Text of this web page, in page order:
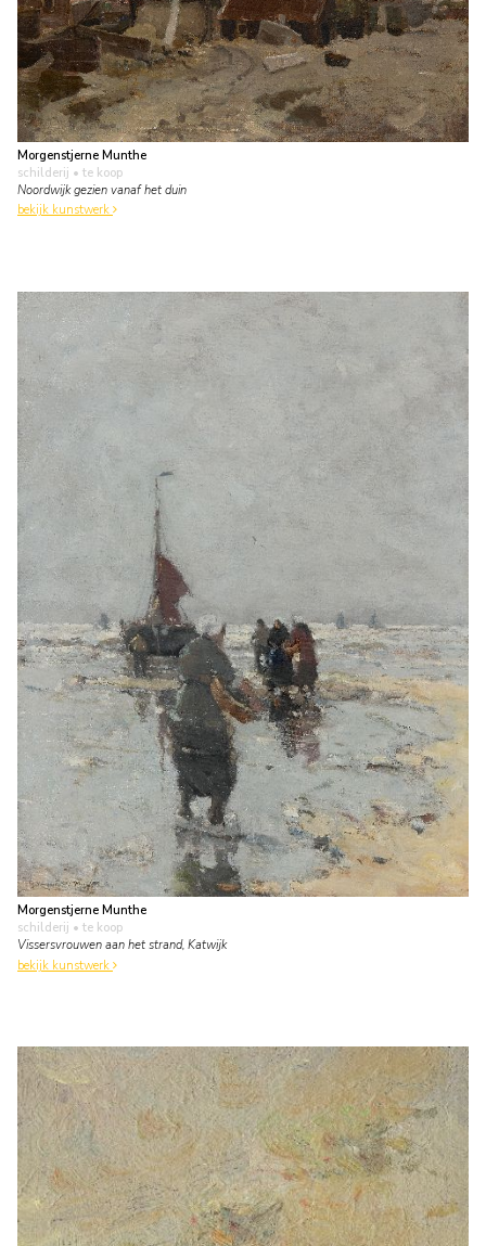
Morgenstjerne Munthe
schilderij • te koop
Noordwijk gezien vanaf het duin
bekijk kunstwerk
Morgenstjerne Munthe
schilderij • te koop
Vissersvrouwen aan het strand, Katwijk
bekijk kunstwerk